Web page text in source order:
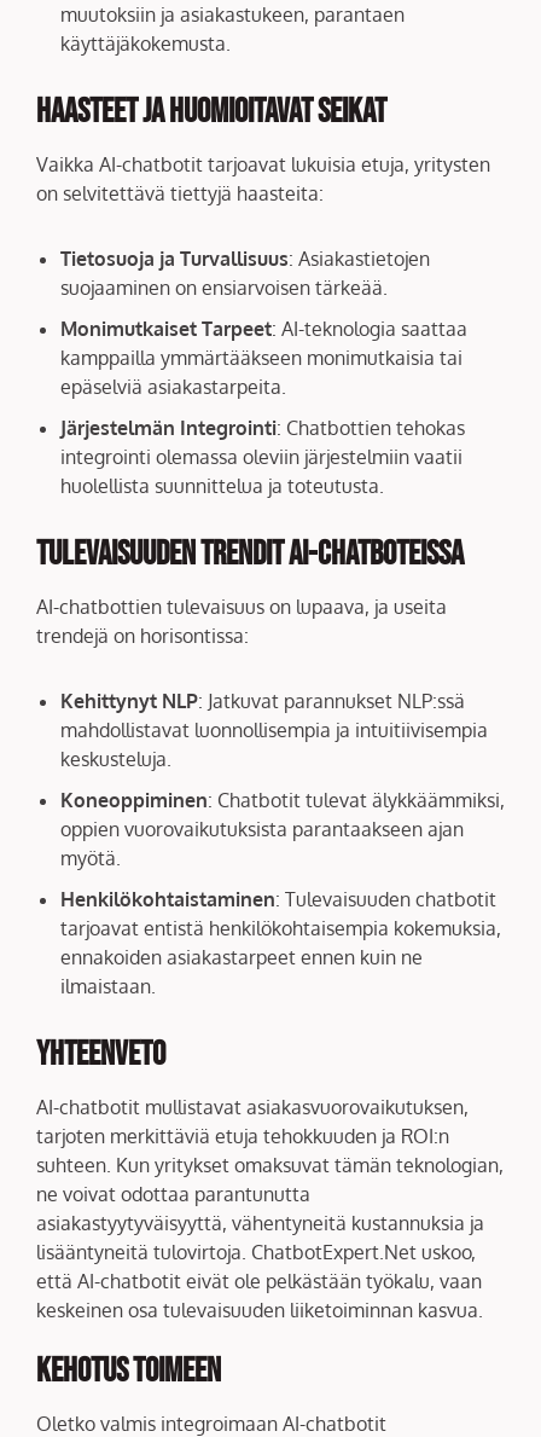
muutoksiin ja asiakastukeen, parantaen
käyttäjäkokemusta.
Haasteet ja Huomioitavat Seikat
Vaikka AI-chatbotit tarjoavat lukuisia etuja, yritysten
on selvitettävä tiettyjä haasteita:
Tietosuoja ja Turvallisuus: Asiakastietojen
suojaaminen on ensiarvoisen tärkeää.
Monimutkaiset Tarpeet: AI-teknologia saattaa
kamppailla ymmärtääkseen monimutkaisia tai
epäselviä asiakastarpeita.
Järjestelmän Integrointi: Chatbottien tehokas
integrointi olemassa oleviin järjestelmiin vaatii
huolellista suunnittelua ja toteutusta.
Tulevaisuuden Trendit AI-chatboteissa
AI-chatbottien tulevaisuus on lupaava, ja useita
trendejä on horisontissa:
Kehittynyt NLP: Jatkuvat parannukset NLP:ssä
mahdollistavat luonnollisempia ja intuitiivisempia
keskusteluja.
Koneoppiminen: Chatbotit tulevat älykkäämmiksi,
oppien vuorovaikutuksista parantaakseen ajan
myötä.
Henkilökohtaistaminen: Tulevaisuuden chatbotit
tarjoavat entistä henkilökohtaisempia kokemuksia,
ennakoiden asiakastarpeet ennen kuin ne
ilmaistaan.
Yhteenveto
AI-chatbotit mullistavat asiakasvuorovaikutuksen,
tarjoten merkittäviä etuja tehokkuuden ja ROI:n
suhteen. Kun yritykset omaksuvat tämän teknologian,
ne voivat odottaa parantunutta
asiakastyytyväisyyttä, vähentyneitä kustannuksia ja
lisääntyneitä tulovirtoja. ChatbotExpert.Net uskoo,
että AI-chatbotit eivät ole pelkästään työkalu, vaan
keskeinen osa tulevaisuuden liiketoiminnan kasvua.
Kehotus Toimeen
Oletko valmis integroimaan AI-chatbotit